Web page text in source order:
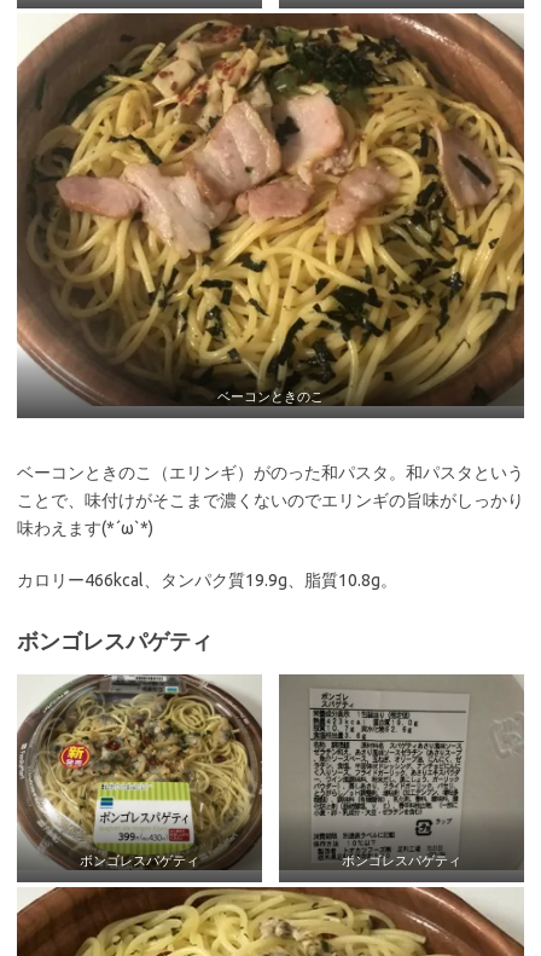
ベーコンときのこ
ベーコンときのこ（エリンギ）がのった和パスタ。和パスタという
ことで、味付けがそこまで濃くないのでエリンギの旨味がしっかり
味わえます(*´ω`*)
カロリー466kcal、タンパク質19.9g、脂質10.8g。
ボンゴレスパゲティ
ボンゴレスパゲティ ボンゴレスパゲティ